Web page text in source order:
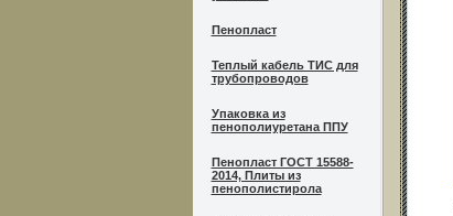
Пенопласт
Теплый кабель ТИС для
трубопроводов
Упаковка из
пенополиуретана ППУ
Пенопласт ГОСТ 15588-
2014, Плиты из
пенополистирола